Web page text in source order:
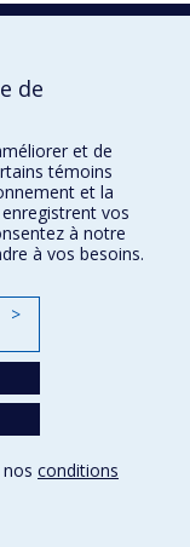
de
et de
témoins
et la
vos
à notre
à vos besoins.
>
conditions